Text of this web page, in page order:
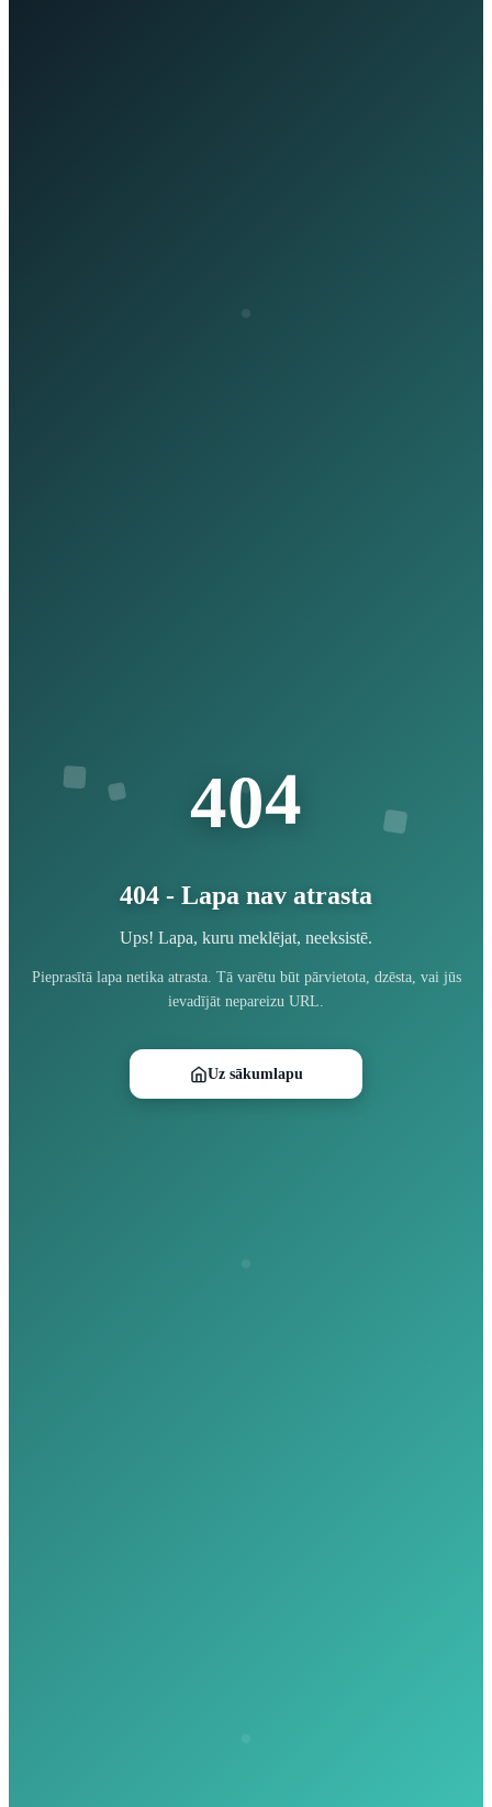
404
404 - Lapa nav atrasta
Ups! Lapa, kuru meklējat, neeksistē.
Pieprasītā lapa netika atrasta. Tā varētu būt pārvietota, dzēsta, vai jūs
ievadījāt nepareizu URL.
Uz sākumlapu